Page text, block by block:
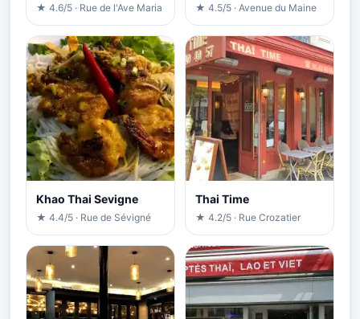
★ 4.6/5 · Rue de l'Ave Maria ★ 4.5/5 · Avenue du Maine
Khao Thai Sevigne
★ 4.4/5 · Rue de Sévigné
Thai Time
★ 4.2/5 · Rue Crozatier